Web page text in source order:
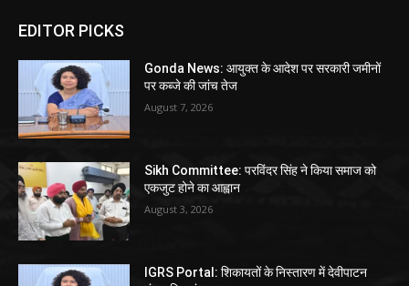
EDITOR PICKS
Gonda News: आयुक्त के आदेश पर सरकारी जमीनों
पर कब्जे की जांच तेज
August 7, 2026
Sikh Committee: परविंदर सिंह ने किया समाज को
एकजुट होने का आह्वान
August 3, 2026
IGRS Portal: शिकायतों के निस्तारण में देवीपाटन